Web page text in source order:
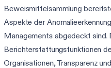
Beweismittelsammlung
Aspekte der
Managements abgedeckt sind.
Berichterstattungsfunktionen
Organisationen, Transparenz